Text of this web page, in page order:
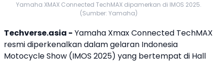
Yamaha XMAX Connected TechMAX dipamerkan di IMOS 2025.
(Sumber: Yamaha)
Techverse.asia - Yamaha Xmax Connected TechMAX
resmi diperkenalkan dalam gelaran Indonesia
Motocycle Show (IMOS 2025) yang bertempat di Hall